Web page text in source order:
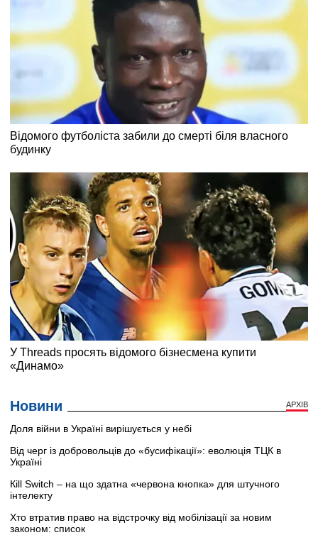
Новини АРХІВ
Доля війни в Україні вирішується у небі
Від черг із добровольців до «бусифікації»: еволюція ТЦК в
Україні
Кill Switch – на що здатна «червона кнопка» для штучного
інтелекту
Хто втратив право на відстрочку від мобілізації за новим
законом: список